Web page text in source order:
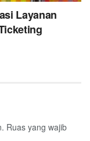
Layanan
Ruas yang wajib